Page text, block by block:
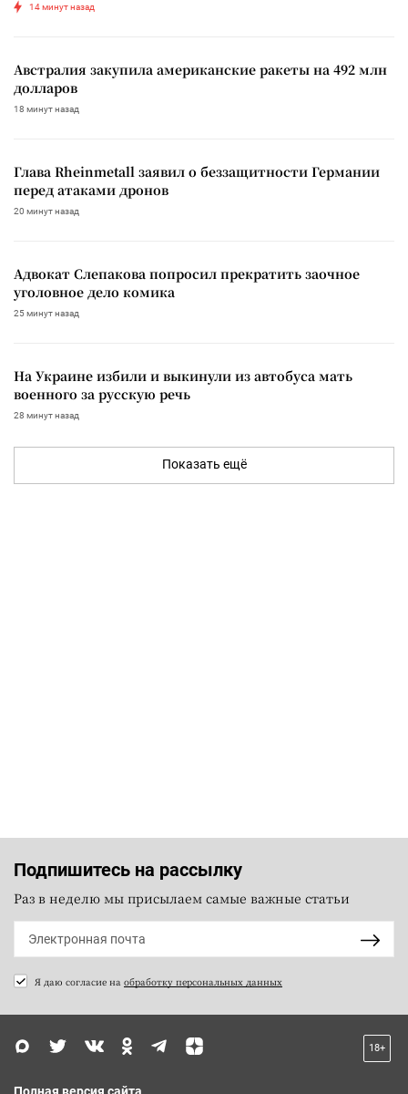
14 минут назад
Австралия закупила американские ракеты на 492 млн
долларов
18 минут назад
Глава Rheinmetall заявил о беззащитности Германии
перед атаками дронов
20 минут назад
Адвокат Слепакова попросил прекратить заочное
уголовное дело комика
25 минут назад
На Украине избили и выкинули из автобуса мать
военного за русскую речь
28 минут назад
Показать ещё
Подпишитесь на рассылку
Раз в неделю мы присылаем самые важные статьи
Я даю согласие на обработку персональных данных
18+
Полная версия сайта